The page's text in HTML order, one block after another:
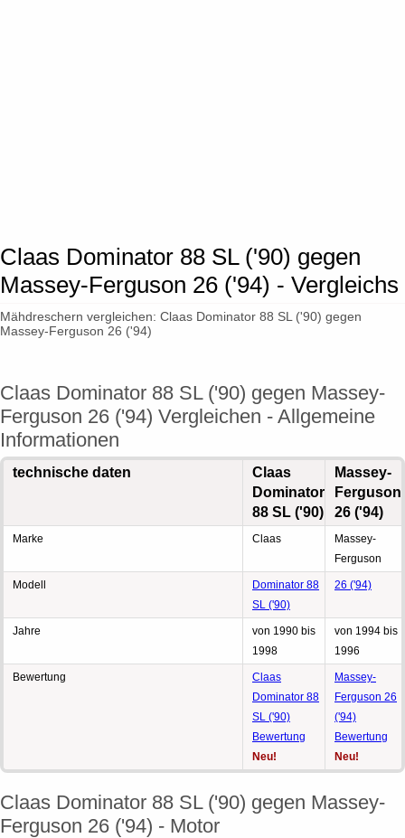
Claas Dominator 88 SL ('90) gegen
Massey-Ferguson 26 ('94) - Vergleichs
Mähdreschern vergleichen: Claas Dominator 88 SL ('90) gegen
Massey-Ferguson 26 ('94)
Claas Dominator 88 SL ('90) gegen Massey-
Ferguson 26 ('94) Vergleichen - Allgemeine
Informationen
technische daten
Claas
Dominator
88 SL ('90)
Massey-
Ferguson
26 ('94)
Marke Claas
Massey-
Ferguson
Modell
Dominator 88
SL ('90)
26 ('94)
Jahre
von 1990 bis
1998
von 1994 bis
1996
Bewertung
Claas
Dominator 88
SL ('90)
Bewertung
Neu!
Massey-
Ferguson 26
('94)
Bewertung
Neu!
Claas Dominator 88 SL ('90) gegen Massey-
Ferguson 26 ('94) - Motor